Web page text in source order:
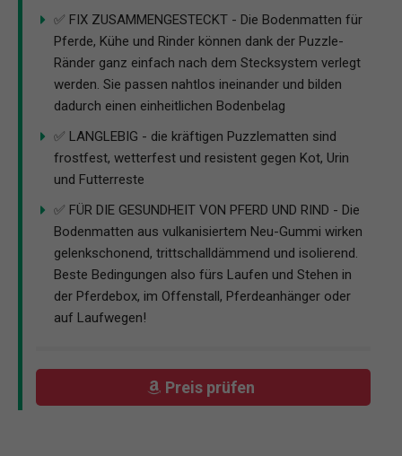
✅ FIX ZUSAMMENGESTECKT - Die Bodenmatten für
Pferde, Kühe und Rinder können dank der Puzzle-
Ränder ganz einfach nach dem Stecksystem verlegt
werden. Sie passen nahtlos ineinander und bilden
dadurch einen einheitlichen Bodenbelag
✅ LANGLEBIG - die kräftigen Puzzlematten sind
frostfest, wetterfest und resistent gegen Kot, Urin
und Futterreste
✅ FÜR DIE GESUNDHEIT VON PFERD UND RIND - Die
Bodenmatten aus vulkanisiertem Neu-Gummi wirken
gelenkschonend, trittschalldämmend und isolierend.
Beste Bedingungen also fürs Laufen und Stehen in
der Pferdebox, im Offenstall, Pferdeanhänger oder
auf Laufwegen!
Preis prüfen